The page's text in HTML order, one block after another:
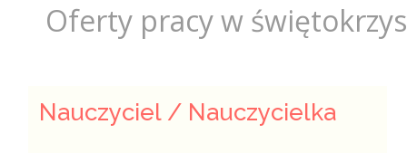
Oferty pracy w
Nauczyciel / Nauczycielka